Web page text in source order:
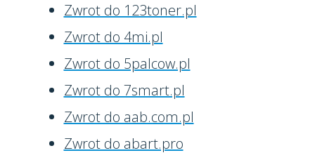
Zwrot do 123toner.pl
Zwrot do 4mi.pl
Zwrot do 5palcow.pl
Zwrot do 7smart.pl
Zwrot do aab.com.pl
Zwrot do abart.pro